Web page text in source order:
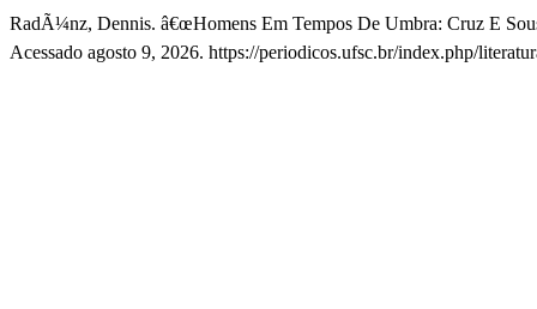
RadÃ¼nz, Dennis. â€œHomens Em Tempos De Umbra: Cruz E
Acessado agosto 9, 2026. https://periodicos.ufsc.br/index.php/